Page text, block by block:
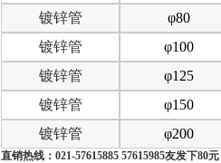
镀锌管
φ80
镀锌管
φ100
镀锌管
φ125
镀锌管
φ150
镀锌管
φ200
直销热线： 021-57615885 57615985友发下80元